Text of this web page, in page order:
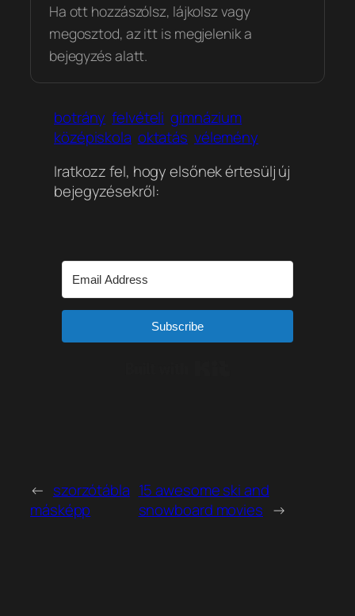
Ha ott hozzászólsz, lájkolsz vagy
megosztod, az itt is megjelenik a
bejegyzés alatt.
botrány felvételi gimnázium
középiskola oktatás vélemény
Iratkozz fel, hogy elsőnek értesülj új
bejegyzésekről:
Subscribe
← szorzótábla
másképp
15 awesome ski and
snowboard movies →